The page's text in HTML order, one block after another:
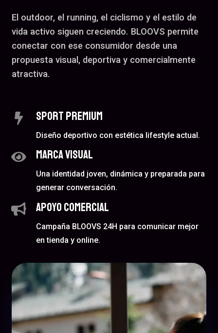
El outdoor, el running, el ciclismo y el estilo de
vida activo siguen creciendo. BLOOVS permite
conectar con ese consumidor desde una
propuesta visual, deportiva y comercialmente
atractiva.
Sport premium
Diseño deportivo con estética lifestyle actual.
Marca visual
Una identidad joven, dinámica y preparada para
generar conversación.
Apoyo comercial
Campaña BLOOVS 24H para comunicar mejor
en tienda y online.